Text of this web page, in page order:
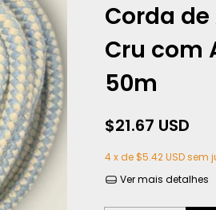
Corda
Cru com
50m
$21.67 USD
4x de$5.42 USDsem
Ver mais detalhes